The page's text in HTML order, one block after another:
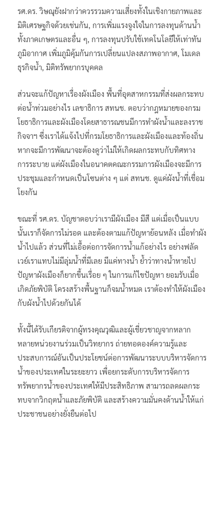
รศ.ดร. วิษณุยังฝากว่าควรรวมความเสี่ยงทั้งในเชิงกายภาพและ
มิติเศรษฐกิจด้วยเช่นกัน, การเพิ่มแรงจูงใจในการลงทุนด้านน้ำ
ทั้งภาคเกษตรและอื่น ๆ, การลงทุนปรับใช้เทคโนโลยีให้เท่าทัน
ภูมิอากาศ เพิ่มภูมิคุ้มกันการเปลี่ยนแปลงสภาพอากาศ, โมเดล
ธุรกิจน้ำ, มิติทรัพยากรบุคคล
ส่วนจะแก้ปัญหาเรื่องผังเมือง พื้นที่อุตสาหกรรมที่ส่งผลกระทบ
ต่อน้ำท่วมอย่างไร เลขาธิการ สทนช. ตอบว่ากฎหมายของกรม
โยธาธิการและผังเมืองโดยสาธารณชนมีการทำผังน้ำและลงราช
กิจจาฯ ซึ่งเราได้แจ้งไปที่กรมโยธาธิการและผังเมืองและท้องถิ่น
หากจะมีการพัฒนาจะต้องดูว่าไม่ให้เกิดผลกระทบกับทิศทาง
การระบาย แต่ผังเมืองในอนาคตคณะกรรมการผังเมืองจะมีการ
ประชุมและกำหนดเป็นโซนต่าง ๆ แต่ สทนช. ดูแค่ผังน้ำที่เชื่อม
โยงกัน
ขณะที่ รศ.ดร. บัญชาตอบว่าเรามีผังเมือง มีสี แต่เมื่อเป็นแบบ
นั้นเราก็จัดการไม่รอด และต้องตามแก้ปัญหาย้อนหลัง เมื่อทำผัง
น้ำไปแล้ว ส่วนที่ไม่เอื้อต่อการจัดการน้ำแก้อย่างไร อย่างฟลัด
เวย์เราแทบไม่มีลุ่มน้ำที่มีเลย มีแค่ทางน้ำ ย้ำว่าทางน้ำหายไป
ปัญหาผังเมืองก็ยากขึ้นเรื่อย ๆ ในการแก้ไขปัญหา ยอมรับเมื่อ
เกิดภัยพิบัติ โครงสร้างพื้นฐานก็จมน้ำหมด เราต้องทำให้ผังเมือง
กับผังน้ำไปด้วยกันได้
ทั้งนี้ได้รับเกียรติจากผู้ทรงคุณวุฒิและผู้เชี่ยวชาญจากหลาก
หลายหน่วยงานร่วมเป็นวิทยากร ถ่ายทอดองค์ความรู้และ
ประสบการณ์อันเป็นประโยชน์ต่อการพัฒนาระบบบริหารจัดการ
น้ำของประเทศในระยะยาว เพื่อยกระดับการบริหารจัดการ
ทรัพยากรน้ำของประเทศให้มีประสิทธิภาพ สามารถลดผลกระ
ทบจากวิกฤตน้ำและภัยพิบัติ และสร้างความมั่นคงด้านน้ำให้แก่
ประชาชนอย่างยั่งยืนต่อไป